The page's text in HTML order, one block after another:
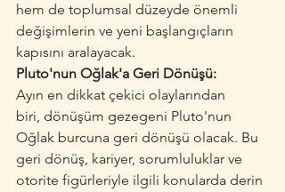
hem de toplumsal düzeyde önemli
değişimlerin ve yeni başlangıçların
kapısını aralayacak.
Pluto'nun Oğlak'a Geri Dönüşü:
Ayın en dikkat çekici olaylarından
biri, dönüşüm gezegeni Pluto'nun
Oğlak burcuna geri dönüşü olacak. Bu
geri dönüş, kariyer, sorumluluklar ve
otorite figürleriyle ilgili konularda derin